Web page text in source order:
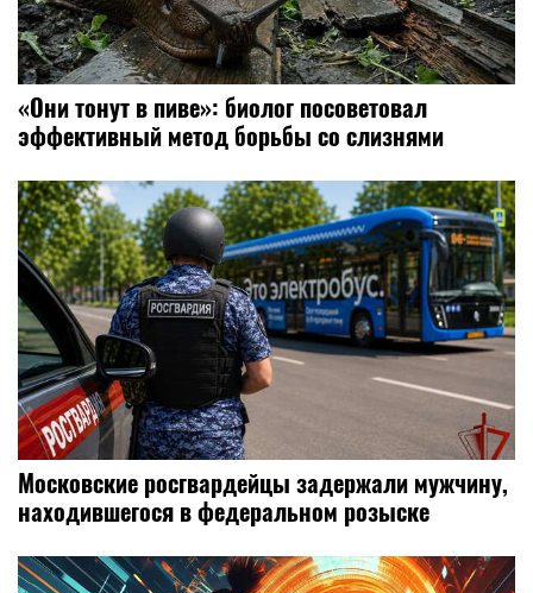
«Они тонут в пиве»: биолог посоветовал
эффективный метод борьбы со слизнями
Московские росгвардейцы задержали мужчину,
находившегося в федеральном розыске